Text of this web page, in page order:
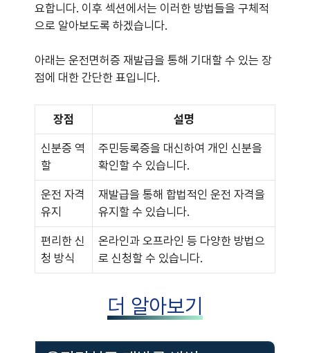
요합니다. 이후 섹션에서는 이러한 방법들을 구체적
으로 알아보도록 하겠습니다.
아래는 운전면허증 재발급을 통해 기대할 수 있는 장
점에 대한 간단한 표입니다.
장점 설명
신분증 역
할
주민등록증을 대신하여 개인 신분을
확인할 수 있습니다.
운전 자격
유지
재발급을 통해 합법적인 운전 자격을
유지할 수 있습니다.
편리한 신
청 방식
온라인과 오프라인 등 다양한 방법으
로 신청할 수 있습니다.
더 알아보기